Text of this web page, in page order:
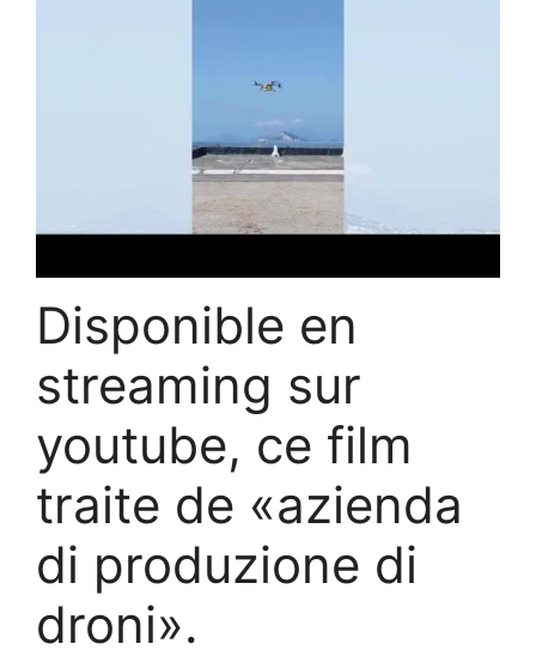
Disponible en
streaming sur
youtube, ce film
traite de «azienda
di produzione di
droni».